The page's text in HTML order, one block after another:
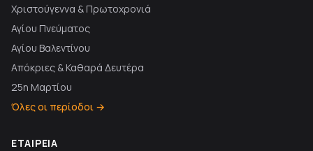
Χριστούγεννα & Πρωτοχρονιά
Αγίου Πνεύματος
Αγίου Βαλεντίνου
Απόκριες & Καθαρά Δευτέρα
25η Μαρτίου
Όλες οι περίοδοι →
ΕΤΑΙΡΕΊΑ